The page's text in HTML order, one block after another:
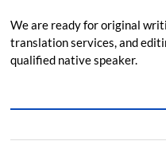
We are ready for original
translation services, and
qualified native speaker.